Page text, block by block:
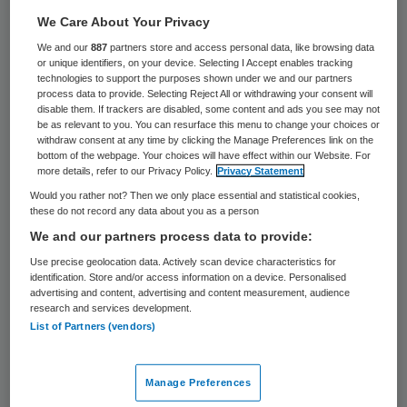
Bert Kleinlugtenbeld wordt per 1 december
voorzitter van de raad van bestuur van het
Streekziekenhuis Koningin Beatrix (SKB) in
We Care About Your Privacy
We and our887 partners store and access personal data, like browsing data
or unique identifiers, on your device. Selecting I Accept enables tracking
technologies to support the purposes shown under we and our partners
process data to provide. Selecting Reject All or withdrawing your consent will
disable them. If trackers are disabled, some content and ads you see may not
be as relevant to you. You can resurface this menu to change your choices or
withdraw consent at any time by clicking the Manage Preferences link on the
bottom of the webpage. Your choices will have effect within our Website. For
more details, refer to our Privacy Policy.
Privacy Statement
Would you rather not? Then we only place essential and statistical cookies,
these do not record any data about you as a person
We and our partners process data to provide:
Use precise geolocation data. Actively scan device characteristics for
identification. Store and/or access information on a device. Personalised
advertising and content, advertising and content measurement, audience
research and services development.
List of Partners (vendors)
Manage Preferences